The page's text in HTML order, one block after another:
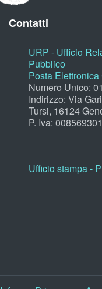
Contatti
URP - Ufficio
Pubblico
Posta
Numero Unico:
Indirizzo: Via
Tursi, 16124
P. Iva:
Ufficio stampa -